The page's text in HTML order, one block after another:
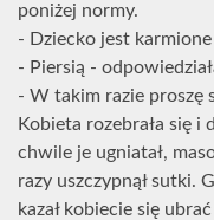
poniżej normy.
- Dziecko jest
- Piersią -
- W takim razie proszę
Kobieta rozebrała się i
chwile je ugniatał,
razy uszczypnął sutki.
kazał kobiecie się